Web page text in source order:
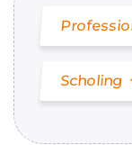
Scholing